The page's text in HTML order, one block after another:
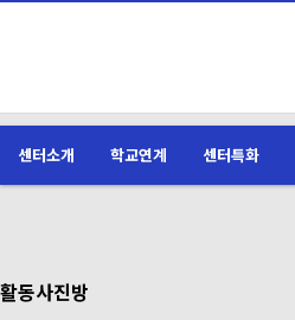
센터소개 학교연계 센터특화
활동사진방